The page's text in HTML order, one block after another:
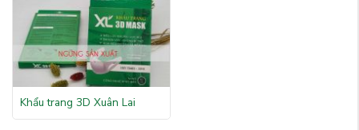
Khẩu trang 3D Xuân Lai